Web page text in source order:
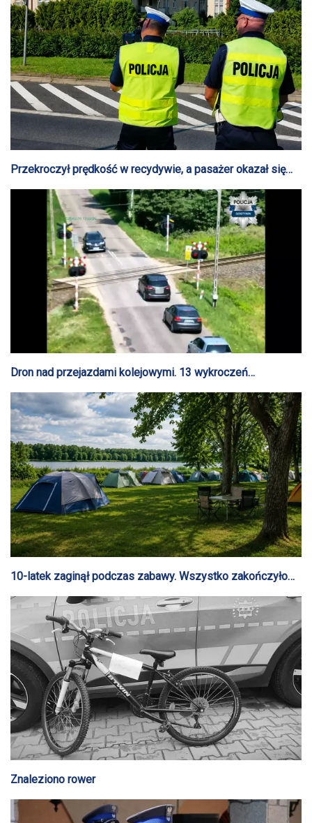
Przekroczył prędkość w recydywie, a pasażer okazał się
być osobą poszukiwaną
Dron nad przejazdami kolejowymi. 13 wykroczeń
ujawnionych podczas działań „Bezpieczny przejazd
kolejowy”
10-latek zaginął podczas zabawy. Wszystko zakończyło
Znaleziono rower